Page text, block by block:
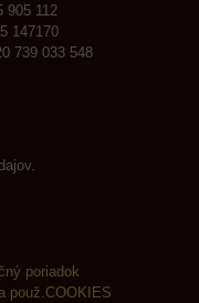
112
548
poriadok
použ.COOKIES